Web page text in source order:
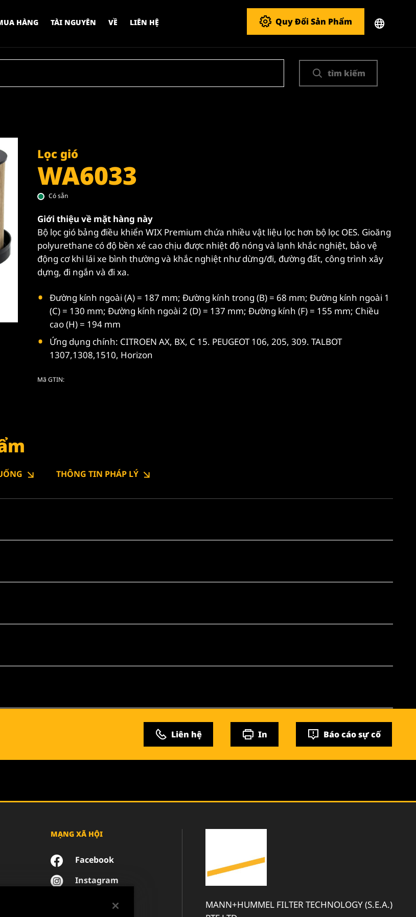
HÀNG TÀI NGUYÊN VỀ LIÊN HỆ Quy Đổi Sản Phẩm
tìm kiếm
Lọc gió
WA6033
Có sẵn
Giới thiệu về mặt hàng này
Bộ lọc gió bảng điều khiển WIX Premium chứa nhiều vật liệu lọc hơn bộ lọc OES. Gioăng
polyurethane có độ bền xé cao chịu được nhiệt độ nóng và lạnh khắc nghiệt, bảo vệ
động cơ khi lái xe bình thường và khắc nghiệt như dừng/đi, đường đất, công trình xây
dựng, đi ngắn và đi xa.
Đường kính ngoài (A) = 187 mm; Đường kính trong (B) = 68 mm; Đường kính ngoài 1
(C) = 130 mm; Đường kính ngoài 2 (D) = 137 mm; Đường kính (F) = 155 mm; Chiều
cao (H) = 194 mm
Ứng dụng chính: CITROEN AX, BX, C 15. PEUGEOT 106, 205, 309. TALBOT
1307,1308,1510, Horizon
Mã GTIN:
THÔNG TIN PHÁP LÝ
Liên hệ In Báo cáo sự cố
MẠNG XÃ HỘI
Facebook
Instagram
MANN+HUMMEL FILTER TECHNOLOGY (S.E.A.)